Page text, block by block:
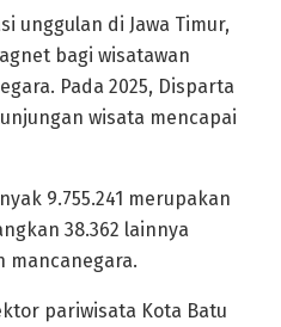
unggulan di Jawa Timur,
bagi wisatawan
Pada 2025, Disparta
wisata mencapai
9.755.241 merupakan
38.362 lainnya
mancanegara.
pariwisata Kota Batu